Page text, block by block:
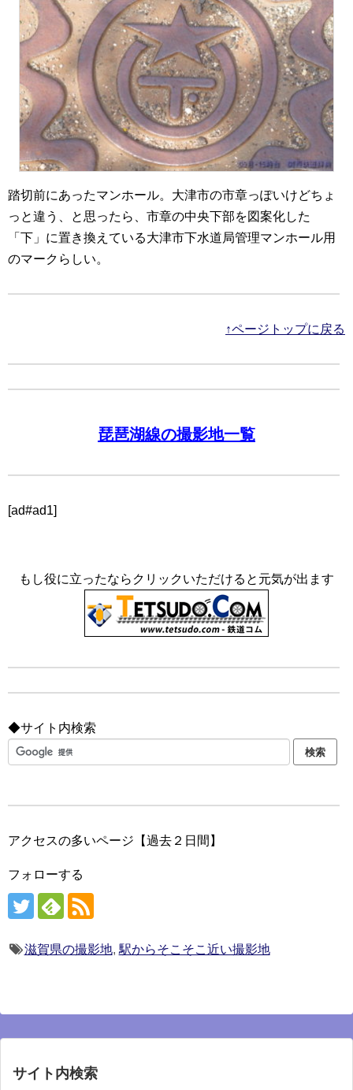
踏切前にあったマンホール。大津市の市章っぽいけどちょ
っと違う、と思ったら、市章の中央下部を図案化した
「下」に置き換えている大津市下水道局管理マンホール用
のマークらしい。
↑ページトップに戻る
琵琶湖線の撮影地一覧
[ad#ad1]
もし役に立ったならクリックいただけると元気が出ます
◆サイト内検索
アクセスの多いページ【過去２日間】
フォローする
滋賀県の撮影地, 駅からそこそこ近い撮影地
サイト内検索